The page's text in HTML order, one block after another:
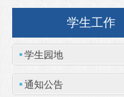
学生工作
学生园地
通知公告